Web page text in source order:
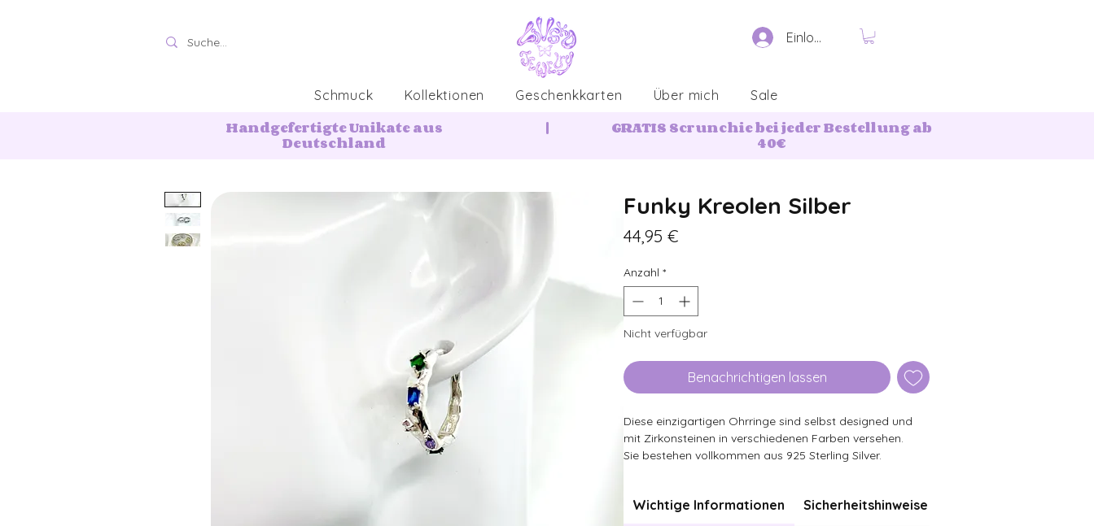
Einloggen
Schmuck Kollektionen Geschenkkarten Über mich Sale
Handgefertigte Unikate aus
Deutschland
GRATIS Scrunchie bei jeder Bestellung ab
40€
|
Funky Kreolen Silber
44,95 €
Anzahl *
Nicht verfügbar
Benachrichtigen lassen
Diese einzigartigen Ohrringe sind selbst designed und
mit Zirkonsteinen in verschiedenen Farben versehen.
Sie bestehen vollkommen aus 925 Sterling Silver.
Wichtige Informationen Sicherheitshinweise